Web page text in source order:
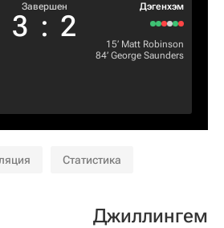
Завершен
3 : 2
Дэгенхэм
15‎’‎ Matt Robinson
84‎’‎ George Saunders
Статистика
Джиллингем